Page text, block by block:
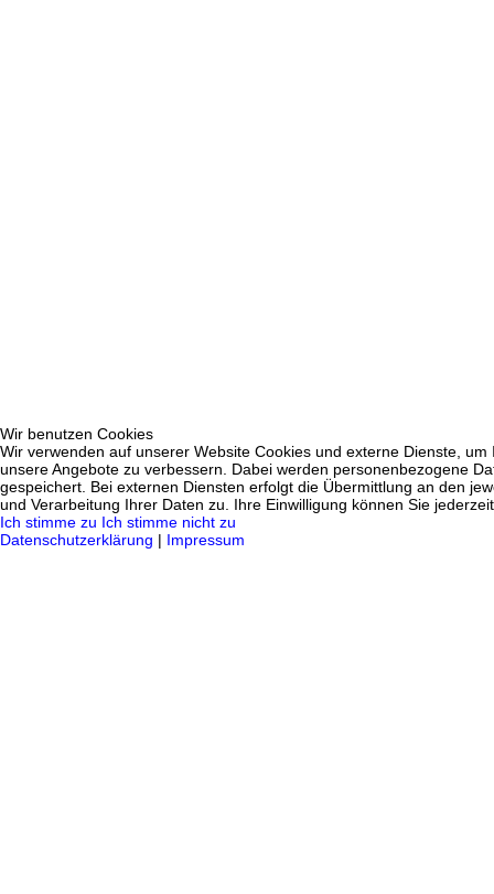
Wir benutzen Cookies
Wir verwenden auf unserer Website Cookies und externe Dienste,
unsere Angebote zu verbessern. Dabei werden personenbezogene
gespeichert. Bei externen Diensten erfolgt die Übermittlung an den
und Verarbeitung Ihrer Daten zu. Ihre Einwilligung können Sie
Ich stimme zu Ich stimme nicht zu
Datenschutzerklärung | Impressum